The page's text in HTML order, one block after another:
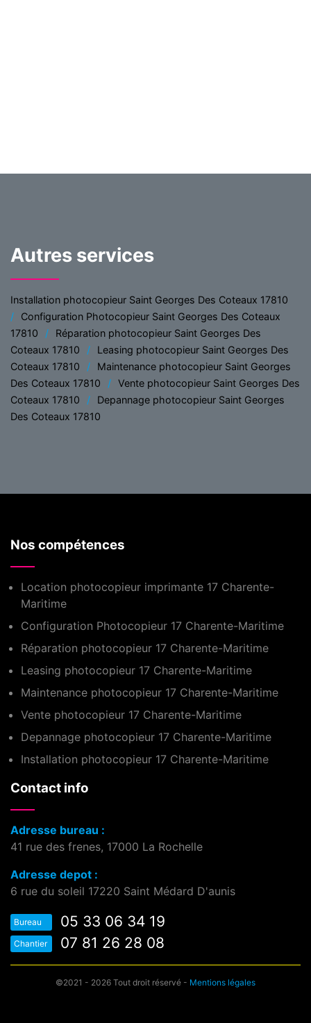
Autres services
Installation photocopieur Saint Georges Des Coteaux 17810
Configuration Photocopieur Saint Georges Des Coteaux
17810
Réparation photocopieur Saint Georges Des
Coteaux 17810
Leasing photocopieur Saint Georges Des
Coteaux 17810
Maintenance photocopieur Saint Georges
Des Coteaux 17810
Vente photocopieur Saint Georges Des
Coteaux 17810
Depannage photocopieur Saint Georges
Des Coteaux 17810
Nos compétences
Location photocopieur imprimante 17 Charente-
Maritime
Configuration Photocopieur 17 Charente-Maritime
Réparation photocopieur 17 Charente-Maritime
Leasing photocopieur 17 Charente-Maritime
Maintenance photocopieur 17 Charente-Maritime
Vente photocopieur 17 Charente-Maritime
Depannage photocopieur 17 Charente-Maritime
Installation photocopieur 17 Charente-Maritime
Contact info
Adresse bureau :
41 rue des frenes, 17000 La Rochelle
Adresse depot :
6 rue du soleil 17220 Saint Médard D'aunis
Bureau 05 33 06 34 19
Chantier 07 81 26 28 08
©2021 - 2026 Tout droit réservé - Mentions légales